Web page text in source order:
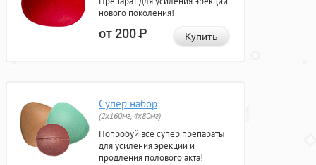
нового поколения!
от 200Р Купить
Супер набор
(2х160мг, 4х80мг)
Попробуй все супер препараты
для усиления эрекции и
продления полового акта!